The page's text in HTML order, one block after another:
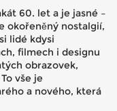
60. let a je jasné –
okořeněný nostalgií,
lidé kdysi
filmech i designu
obrazovek,
vše je
a nového, která